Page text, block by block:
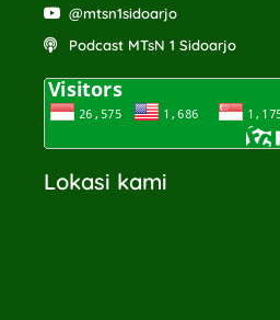
@mtsn1sidoarjo
Podcast MTsN 1 Sidoarjo
Lokasi kami